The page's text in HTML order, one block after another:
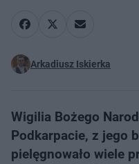
Arkadiusz Iskierka
Wigilia Bożego
Podkarpacie, z jego
pielęgnowało wiele